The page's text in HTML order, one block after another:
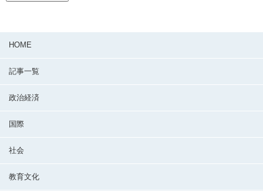
HOME
記事一覧
政治経済
国際
社会
教育文化